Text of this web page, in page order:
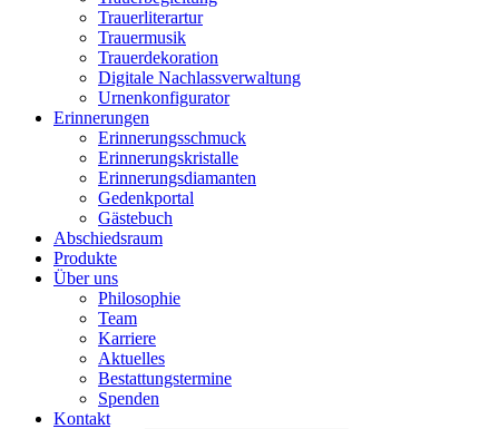
Trauerliterartur
Trauermusik
Trauerdekoration
Digitale Nachlassverwaltung
Urnenkonfigurator
Erinnerungen
Erinnerungsschmuck
Erinnerungskristalle
Erinnerungsdiamanten
Gedenkportal
Gästebuch
Abschiedsraum
Produkte
Über uns
Philosophie
Team
Karriere
Aktuelles
Bestattungstermine
Spenden
Kontakt